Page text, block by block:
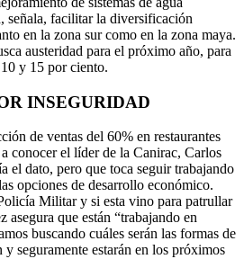
señala, facilitar la diversificación
en la zona sur como en la zona maya.
austeridad para el próximo año, para
y 15 por ciento.
INSEGURIDAD
de ventas del 60% en restaurantes
conocer el líder de la Canirac, Carlos
el dato, pero que toca seguir trabajando
opciones de desarrollo económico.
Militar y si esta vino para patrullar
asegura que están “trabajando en
buscando cuáles serán las formas de
seguramente estarán en los próximos